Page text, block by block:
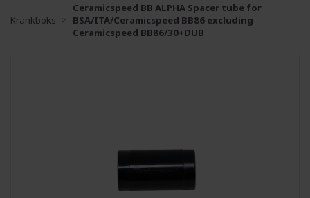
Krankboks
Ceramicspeed BB ALPHA Spacer tube for
BSA/ITA/Ceramicspeed BB86 excluding
Ceramicspeed BB86/30+DUB